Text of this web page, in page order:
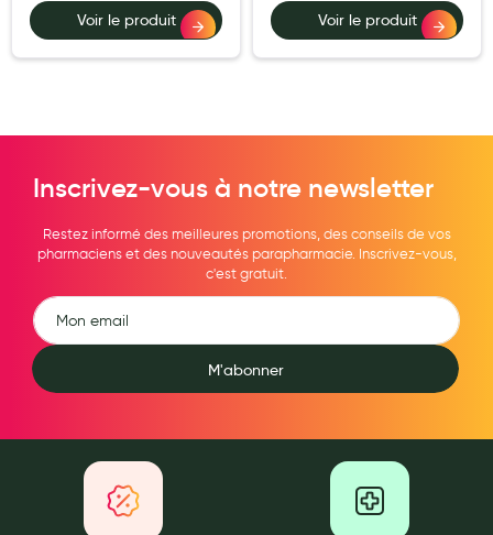
Soins ORL
Incontinence
Autotests
Protections auditives
Matériel medical
Voir le produit Voir le produit
Inscrivez-vous à notre newsletter
Restez informé des meilleures promotions, des conseils de vos
pharmaciens et des nouveautés parapharmacie. Inscrivez-vous,
c'est gratuit.
M'abonner